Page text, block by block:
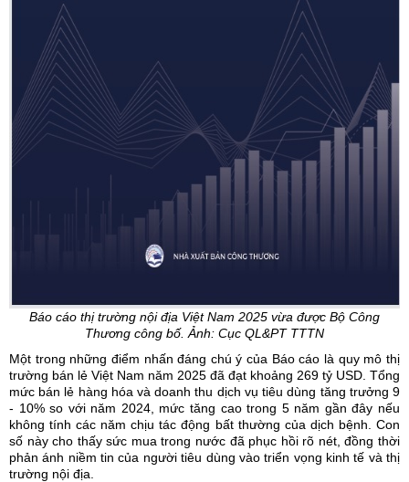
Báo cáo thị trường nội địa Việt Nam 2025 vừa được Bộ Công
Thương công bố. Ảnh: Cục QL&PT TTTN
Một trong những điểm nhấn đáng chú ý của Báo cáo là quy mô thị
trường bán lẻ Việt Nam năm 2025 đã đạt khoảng 269 tỷ USD. Tổng
mức bán lẻ hàng hóa và doanh thu dịch vụ tiêu dùng tăng trưởng 9
- 10% so với năm 2024, mức tăng cao trong 5 năm gần đây nếu
không tính các năm chịu tác động bất thường của dịch bệnh. Con
số này cho thấy sức mua trong nước đã phục hồi rõ nét, đồng thời
phản ánh niềm tin của người tiêu dùng vào triển vọng kinh tế và thị
trường nội địa.